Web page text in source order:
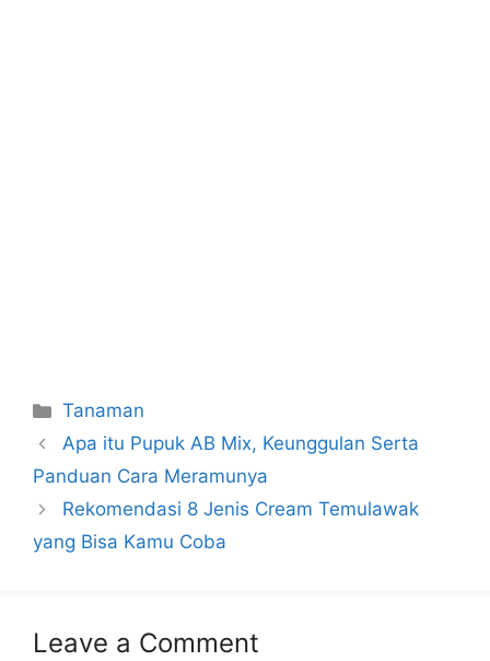
Categories
Tanaman
Apa itu Pupuk AB Mix, Keunggulan Serta
Panduan Cara Meramunya
Rekomendasi 8 Jenis Cream Temulawak
yang Bisa Kamu Coba
Leave a Comment